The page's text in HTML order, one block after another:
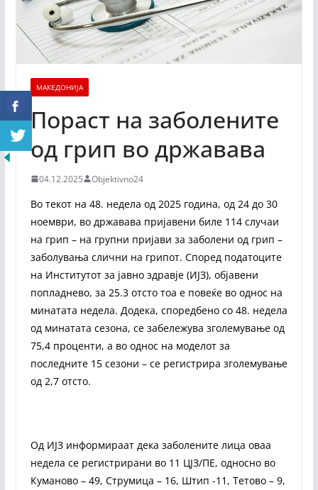
МАКЕДОНИЈА
Пораст на заболените
од грип во државава
04.12.2025 Objektivno24
Во текот на 48. недела од 2025 година, од 24 до 30
ноември, во државава пријавени биле 114 случаи
на грип – на групни пријави за заболени од грип –
заболувања слични на грипот. Според податоците
на Институтот за јавно здравје (ИЈЗ), објавени
попладнево, за 25.3 отсто тоа е повеќе во однос на
минатата недела. Додека, споредбено со 48. недела
од минатата сезона, се забележува зголемување од
75,4 проценти, а во однос на моделот за
последните 15 сезони – се регистрира зголемување
од 2,7 отсто.
Од ИЈЗ информираат дека заболените лица оваа
недела се регистрирани во 11 ЦЈЗ/ПЕ, односно во
Куманово – 49, Струмица – 16, Штип -11, Тетово – 9,